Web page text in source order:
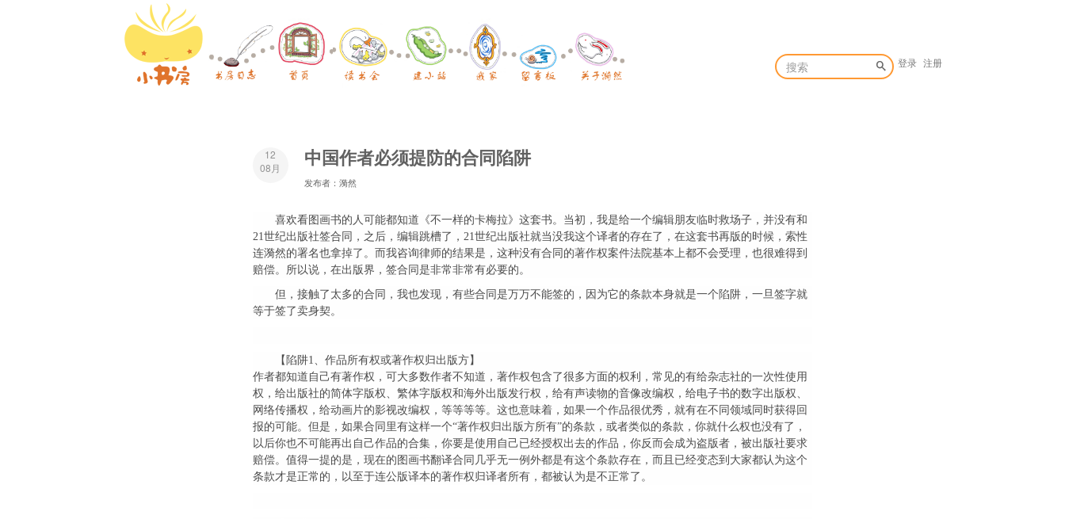
登录 注册
12
08月
中国作者必须提防的合同陷阱
发布者：漪然
喜欢看图画书的人可能都知道《不一样的卡梅拉》这套书。当初，我是给一个编辑朋友临时救场子，并没有和
21世纪出版社签合同，之后，编辑跳槽了，21世纪出版社就当没我这个译者的存在了，在这套书再版的时候，索性
连漪然的署名也拿掉了。而我咨询律师的结果是，这种没有合同的著作权案件法院基本上都不会受理，也很难得到
赔偿。所以说，在出版界，签合同是非常非常有必要的。
但，接触了太多的合同，我也发现，有些合同是万万不能签的，因为它的条款本身就是一个陷阱，一旦签字就
等于签了卖身契。
【陷阱1、作品所有权或著作权归出版方】
作者都知道自己有著作权，可大多数作者不知道，著作权包含了很多方面的权利，常见的有给杂志社的一次性使用
权，给出版社的简体字版权、繁体字版权和海外出版发行权，给有声读物的音像改编权，给电子书的数字出版权、
网络传播权，给动画片的影视改编权，等等等等。这也意味着，如果一个作品很优秀，就有在不同领域同时获得回
报的可能。但是，如果合同里有这样一个“著作权归出版方所有”的条款，或者类似的条款，你就什么权也没有了，
以后你也不可能再出自己作品的合集，你要是使用自己已经授权出去的作品，你反而会成为盗版者，被出版社要求
赔偿。值得一提的是，现在的图画书翻译合同几乎无一例外都是有这个条款存在，而且已经变态到大家都认为这个
条款才是正常的，以至于连公版译本的著作权归译者所有，都被认为是不正常了。